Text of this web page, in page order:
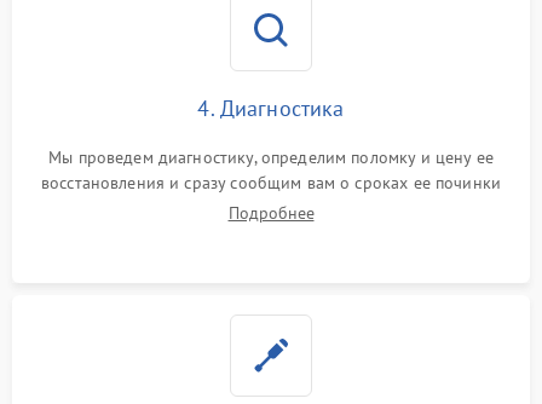
4. Диагностика
Мы проведем диагностику, определим поломку и цену ее
восстановления и сразу сообщим вам о сроках ее починки
Подробнее